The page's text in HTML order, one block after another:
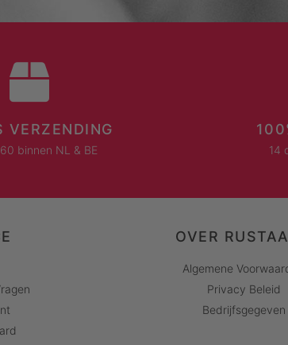
VERZENDING
binnen NL & BE 14
OVER
Algemene
Privacy Beleid
Bedrijfsgegeven